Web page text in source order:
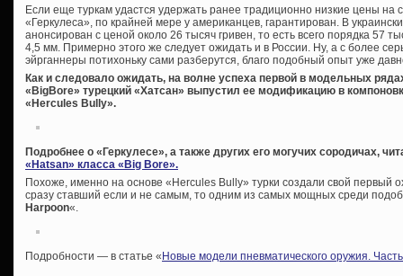
Если еще туркам удастся удержать ранее традиционно низкие цены на
«Геркулеса», по крайней мере у американцев, гарантирован. В
анонсирован с ценой около 26 тысяч гривен, то есть всего порядка 57
4,5 мм. Примерно этого же следует ожидать и в России. Ну, а с более
эйрганнеры потихоньку сами разберутся, благо подобный опыт уже
Как и следовало ожидать, на волне успеха первой в модельных
«BigBore» турецкий «Хатсан» выпустил ее модификацию в
«Hercules Bully».
Подробнее о «Геркулесе», а также других его могучих сородичах,
«Hatsan» класса «Big Bore».
Похоже, именно на основе «Hercules Bully» турки создали свой первый
сразу ставший если и не самым, то одним из самых мощных среди
Harpoon«.
Подробности — в статье « Новые модели пневматического оружия.